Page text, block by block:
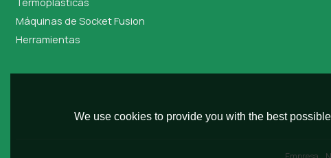
Máquinas de Socket Fusion
Herramientas
We use cookies to provide you with the best